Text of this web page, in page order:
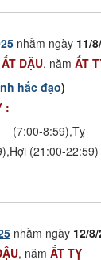
nhằm ngày 11/
ẤT DẬU, năm ẤT
hắc đạo)
:
8:59),Tỵ
(21:00-22:59)
nhằm ngày 12/
, năm ẤT TỴ